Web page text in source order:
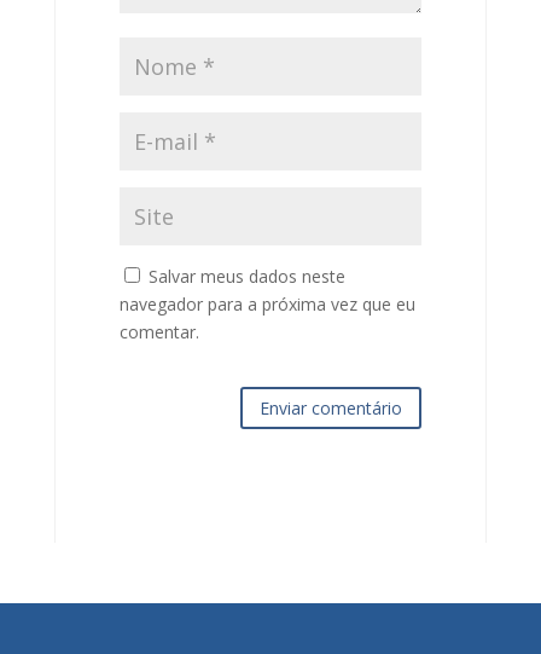
Salvar meus dados neste
navegador para a próxima vez que eu
comentar.
Enviar comentário